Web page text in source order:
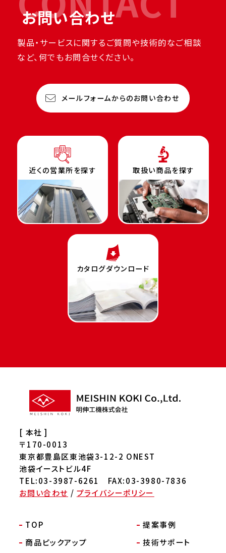
お問い合わせ
製品・サービスに関するご質問や技術的なご相談
など、何でもお問合せください。
メールフォームからのお問い合わせ
近くの営業所を探す 取扱い商品を探す
カタログダウンロード
[ 本社 ]
〒170-0013
東京都豊島区東池袋3-12-2 ONEST
池袋イーストビル4F
TEL:03-3987-6261 FAX:03-3980-7836
お問い合わせ / プライバシーポリシー
TOP
提案事例
商品ピックアップ
技術サポート